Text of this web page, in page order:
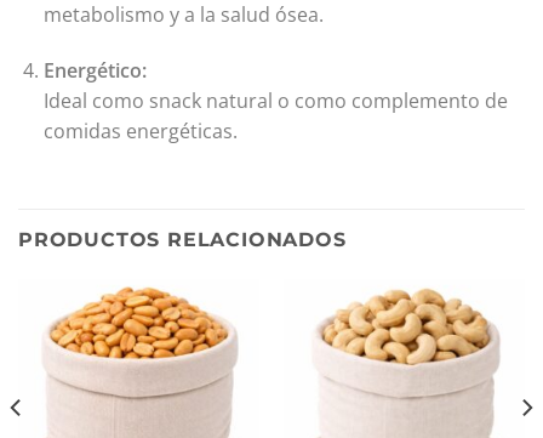
metabolismo y a la salud ósea.
Energético:
Ideal como snack natural o como complemento de
comidas energéticas.
PRODUCTOS RELACIONADOS